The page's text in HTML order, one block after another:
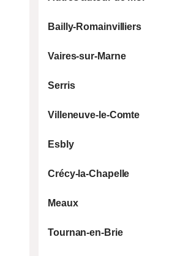
Bailly-Romainvilliers
Vaires-sur-Marne
Serris
Villeneuve-le-Comte
Esbly
Crécy-la-Chapelle
Meaux
Tournan-en-Brie